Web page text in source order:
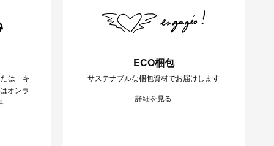
は「キ
オンラ
ECO梱包
サステナブルな梱包資材でお届けします
詳細を見る